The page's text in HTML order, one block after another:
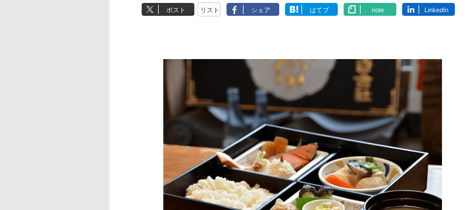
ポスト リスト シェア はてブ note LinkedIn